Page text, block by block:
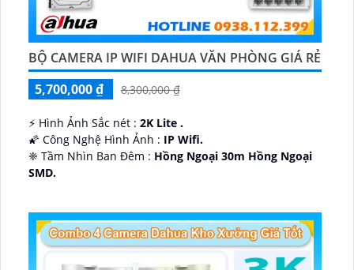
BỘ CAMERA IP WIFI DAHUA VĂN PHÒNG GIÁ RẺ
5,700,000 ₫
8,300,000 ₫
️⚡ Hình Ảnh Sắc nét : 2K Lite .
🌠 Công Nghệ Hình Ảnh : IP Wifi.
❈ Tầm Nhìn Ban Đêm : Hồng Ngoại 30m Hồng Ngoại
SMD.